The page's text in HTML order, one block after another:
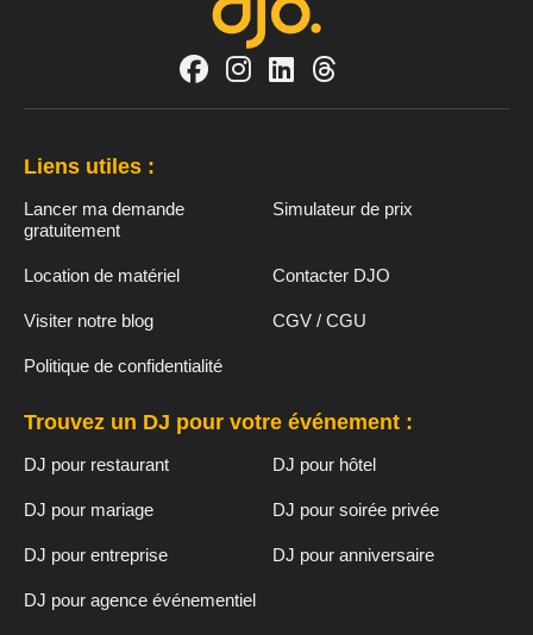
Liens utiles :
Lancer ma demande
gratuitement
Simulateur de prix
Location de matériel Contacter DJO
Visiter notre blog CGV / CGU
Politique de confidentialité
Trouvez un DJ pour votre événement :
DJ pour restaurant DJ pour hôtel
DJ pour mariage DJ pour soirée privée
DJ pour entreprise DJ pour anniversaire
DJ pour agence événementiel